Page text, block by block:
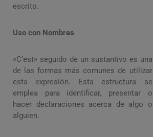
escrito.
Uso con Nombres
«C’est» seguido de un sustantivo es una
de las formas más comunes de utilizar
esta expresión. Esta estructura se
emplea para identificar, presentar o
hacer declaraciones acerca de algo o
alguien.